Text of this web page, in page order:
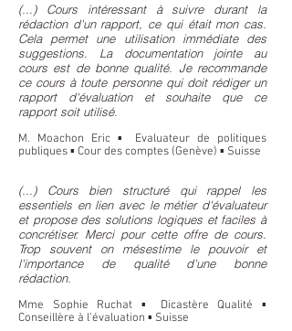
(...) Cours intéressant à suivre durant la
rédaction d'un rapport, ce qui était mon cas.
Cela permet une utilisation immédiate des
suggestions. La documentation jointe au
cours est de bonne qualité. Je recommande
ce cours à toute personne qui doit rédiger un
rapport d'évaluation et souhaite que ce
rapport soit utilisé.
M. Moachon Eric▪
Evaluateur de politiques
publiques▪ Cour des comptes (Genève) ▪ Suisse
(...) Cours bien structuré qui rappel les
essentiels en lien avec le métier d'évaluateur
et propose des solutions logiques et faciles à
concrétiser. Merci pour cette offre de cours.
Trop souvent on mésestime le pouvoir et
l'importance de qualité d'une bonne
rédaction.
Mme Sophie Ruchat ▪ Dicastère Qualité ▪
Conseillère à l’évaluation ▪ Suisse